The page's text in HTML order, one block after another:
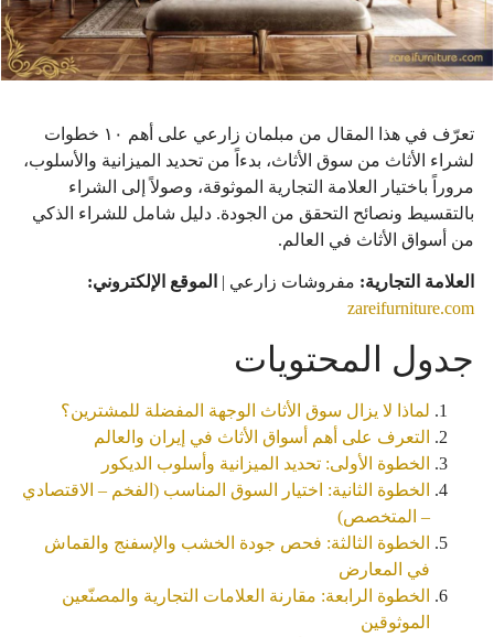
تعرّف في هذا المقال من مبلمان زارعي على أهم ١٠ خطوات
لشراء الأثاث من سوق الأثاث، بدءاً من تحديد الميزانية والأسلوب،
مروراً باختيار العلامة التجارية الموثوقة، وصولاً إلى الشراء
بالتقسيط ونصائح التحقق من الجودة. دليل شامل للشراء الذكي
من أسواق الأثاث في العالم.
العلامة التجارية: مفروشات زارعي |
الموقع الإلكتروني:
zareifurniture.com
جدول المحتويات
لماذا لا يزال سوق الأثاث الوجهة المفضلة للمشترين؟
التعرف على أهم أسواق الأثاث في إيران والعالم
الخطوة الأولى: تحديد الميزانية وأسلوب الديكور
الخطوة الثانية: اختيار السوق المناسب (الفخم – الاقتصادي
– المتخصص)
الخطوة الثالثة: فحص جودة الخشب والإسفنج والقماش
في المعارض
الخطوة الرابعة: مقارنة العلامات التجارية والمصنّعين
الموثوقين